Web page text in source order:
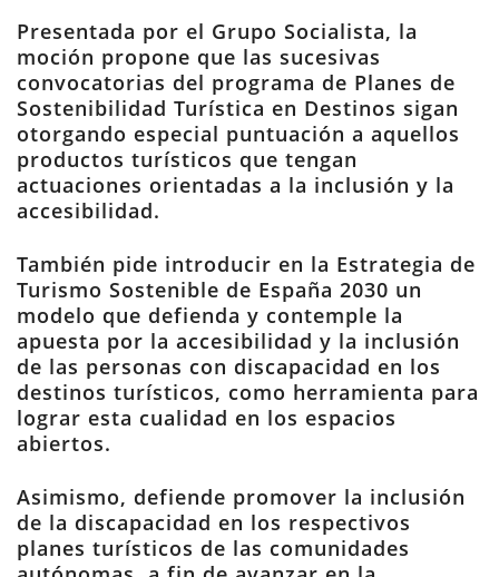
Presentada por el Grupo Socialista, la
moción propone que las sucesivas
convocatorias del programa de Planes de
Sostenibilidad Turística en Destinos sigan
otorgando especial puntuación a aquellos
productos turísticos que tengan
actuaciones orientadas a la inclusión y la
accesibilidad.
También pide introducir en la Estrategia de
Turismo Sostenible de España 2030 un
modelo que defienda y contemple la
apuesta por la accesibilidad y la inclusión
de las personas con discapacidad en los
destinos turísticos, como herramienta para
lograr esta cualidad en los espacios
abiertos.
Asimismo, defiende promover la inclusión
de la discapacidad en los respectivos
planes turísticos de las comunidades